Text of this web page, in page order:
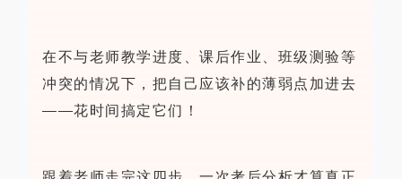
在不与老师教学进度、课后作业、班级测验等
冲突的情况下，把自己应该补的薄弱点加进去
——花时间搞定它们！